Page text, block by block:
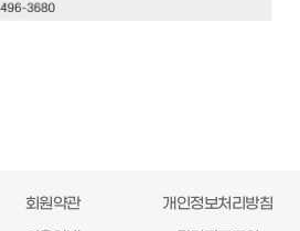
회원약관
개인정보처리방침